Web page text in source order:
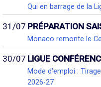
Qui en barrage de la
31/07 PRÉPARATION
Monaco remonte le
30/07 LIGUE
Mode d'emploi :
2026-27